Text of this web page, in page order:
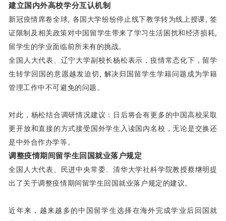
建立国内外高校学分互认机制
新冠疫情席卷全球, 各国大学纷纷停止线下教学转为线上授课, 签
证限制及相关政策对中国留学生带来了学习生活困扰和经济损耗,
留学生的学业面临前所未有的挑战。
全国人大代表、辽宁大学副校长杨松表示，疫情常态化下，留学
生转学回国的意愿越发迫切, 解决归国留学生学籍问题成为学籍
管理工作中不可避免的问题。
对此，杨松结合调研情况建议：日后将会有更多的中国高校采取
更开放和直接的方式接受国外学生入读国内名校，无论是交换还
是中外合作办学等。
调整疫情期间留学生回国就业落户规定
全国人大代表、民进中央常委、清华大学社科学院教授蔡继明提
出了关于调整疫情期间留学生回国就业落户规定的建议。
近年来，越来越多的中国留学生选择在海外完成学业后回国就